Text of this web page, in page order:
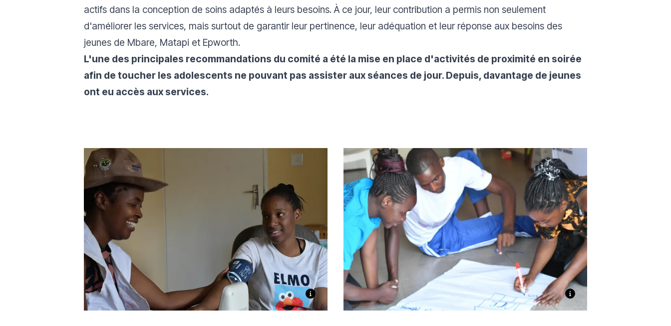
actifs dans la conception de soins adaptés à leurs besoins. À ce jour, leur contribution a permis non seulement
d'améliorer les services, mais surtout de garantir leur pertinence, leur adéquation et leur réponse aux besoins des
jeunes de Mbare, Matapi et Epworth.
L'une des principales recommandations du comité a été la mise en place d'activités de proximité en soirée
afin de toucher les adolescents ne pouvant pas assister aux séances de jour. Depuis, davantage de jeunes
ont eu accès aux services.